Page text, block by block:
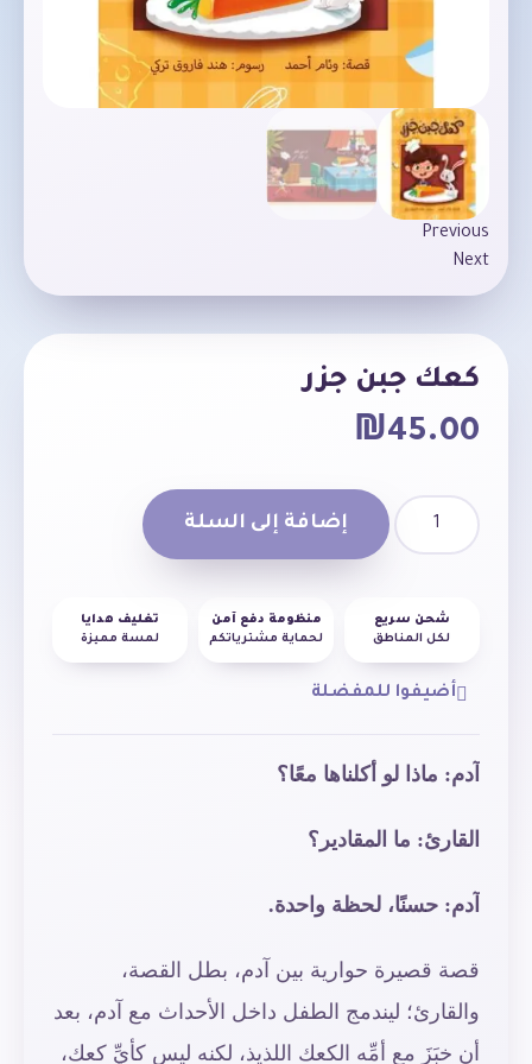
Previous
Next
كعك جبن جزر
₪45.00
إضافة إلى السلة
شحن سريع
لكل المناطق
منظومة دفع آمن
لحماية مشترياتكم
تغليف هدايا
لمسة مميزة
أضيفوا للمفضلة
آدم: ماذا لو أكلناها معًا؟
القارئ: ما المقادير؟
آدم: حسنًا، لحظة واحدة.
قصة قصيرة حوارية بين آدم، بطل القصة،
والقارئ؛ ليندمج الطفل داخل الأحداث مع آدم، بعد
أن خبَزَ مع أمِّه الكعك اللذيذ، لكنه ليس كأيِّ كعك،